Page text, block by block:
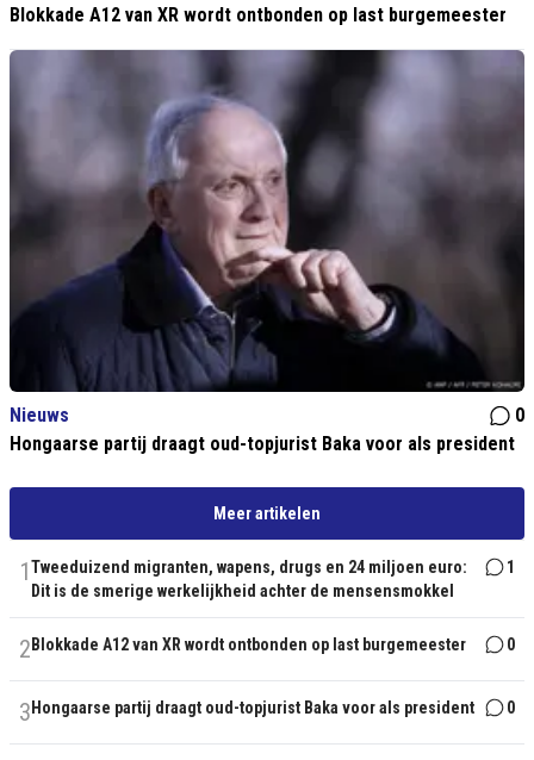
Blokkade A12 van XR wordt ontbonden op last burgemeester
Nieuws
0
Hongaarse partij draagt oud-topjurist Baka voor als president
Meer artikelen
1Tweeduizend migranten, wapens, drugs en 24 miljoen euro:
Dit is de smerige werkelijkheid achter de mensensmokkel
1
2 Blokkade A12 van XR wordt ontbonden op last burgemeester 0
3 Hongaarse partij draagt oud-topjurist Baka voor als president 0